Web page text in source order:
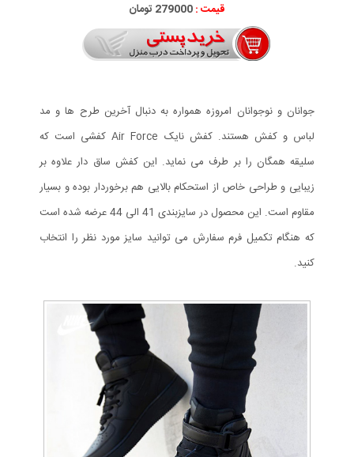
قیمت :279000 تومان
جوانان و نوجوانان امروزه همواره به دنبال آخرین طرح ها و مد
لباس و کفش هستند. کفش نایک Air Force کفشی است که
سلیقه همگان را بر طرف می نماید. این کفش ساق دار علاوه بر
زیبایی و طراحی خاص از استحکام بالایی هم برخوردار بوده و بسیار
مقاوم است. این محصول در سایزبندی 41 الی 44 عرضه شده است
که هنگام تکمیل فرم سفارش می توانید سایز مورد نظر را انتخاب
کنید.